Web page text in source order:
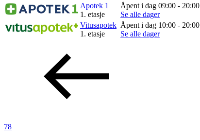
Butikker
Mat og drikke
Helse
Aktiviteter
Apotek 1
1. etasje
Åpent i dag 09:00 - 20:00
Se alle dager
Vitusapotek
1. etasje
Åpent i dag 10:00 - 20:00
Se alle dager
78